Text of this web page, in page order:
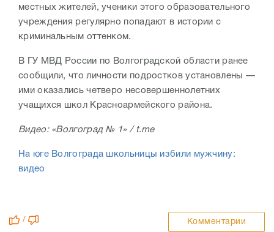
местных жителей, ученики этого образовательного
учреждения регулярно попадают в истории с
криминальным оттенком.
В ГУ МВД России по Волгоградской области ранее
сообщили, что личности подростков установлены —
ими оказались четверо несовершеннолетних
учащихся школ Красноармейского района.
Видео: «Волгоград № 1» / t.me
На юге Волгограда школьницы избили мужчину:
видео
/ Комментарии